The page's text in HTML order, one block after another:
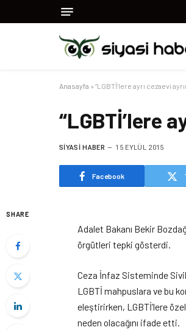
Anasayfa » “LGBTİ’lere ayrı cezaevi
“LGBTİ’lere
SIYASI HABER 15 EYLÜL 2015
Facebook
SHARE
Adalet Bakanı Bekir
örgütleri tepki gösterdi.
Ceza İnfaz Sisteminde
LGBTİ mahpuslara ve bu
eleştirirken, LGBTİ’lere
neden olacağını ifade etti.